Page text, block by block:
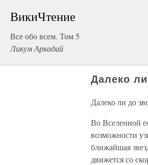
ВикиЧтение
Все обо всем. Том 5
Ликум Аркадий
Далеко
Далеко ли до
Во Вселенной
возможности
ближайшая
движется со